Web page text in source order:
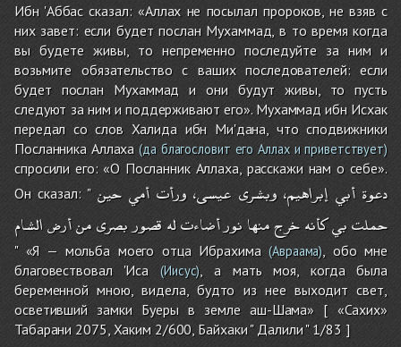
Ибн 'Аббас сказал: «Аллах не посылал пророков, не взяв с
них завет: если будет послан Мухаммад, в то время когда
вы будете живы, то непременно последуйте за ним и
возьмите обязательство с ваших последователей: если
будет послан Мухаммад и они будут живы, то пусть
следуют за ним и поддерживают его». Мухаммад ибн Исхак
передал со слов Халида ибн Ми'дана, что сподвижники
Посланника Аллаха (да благословит его Аллах и приветствует)
спросили его: «О Посланник Аллаха, расскажи нам о себе».
Он сказал: "
دعوة أبي إبراهيم، وبشرى عيسى، ورأت أمي حين
حملتبيكأنهخرجمنهانورأضاءتلهقصوربصرىمنأرضالشام
" «Я — мольба моего отца Ибрахима(Авраама) , обо мне
благовествовал 'Иса (Иисус) , а мать моя, когда была
беременной мною, видела, будто из нее выходит свет,
осветивший замки Буеры в земле аш-Шама» [ «Сахих»
Табарани 2075, Хаким 2/600, Байхаки " Далили " 1/83 ]